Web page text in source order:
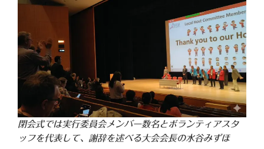
閉会式では実行委員会メンバー数名とボランティアスタ
ッフを代表して、謝辞を述べる大会会長の水谷みずほ